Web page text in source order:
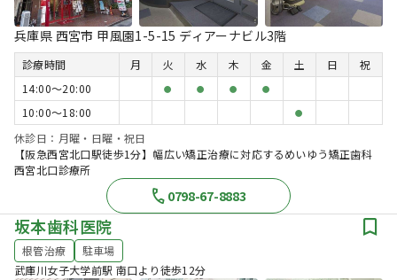
兵庫県 西宮市 甲風園1-5-15 ディアーナビル3階
診療時間 月 火 水 木 金 土 日
祝
14:00〜20:00
● ● ● ●
10:00〜18:00 ●
休診日：月曜・日曜・祝日
【阪急西宮北口駅徒歩1分】幅広い矯正治療に対応するめいゆう矯正歯科
西宮北口診療所
0798-67-8883
坂本歯科医院
根管治療
駐車場
武庫川女子大学前駅 南口より徒歩12分